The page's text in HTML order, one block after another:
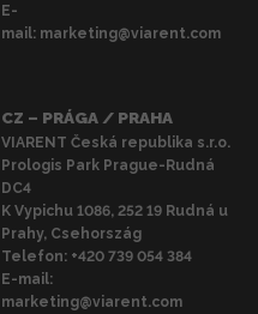
E-
mail: marketing@viarent.com
CZ – PRÁGA / PRAHA
VIARENT Česká republika s.r.o.
Prologis Park Prague-Rudná
DC4
K Vypichu 1086, 252 19 Rudná u
Prahy, Csehország
Telefon: +420 739 054 384
E-mail:
marketing@viarent.com